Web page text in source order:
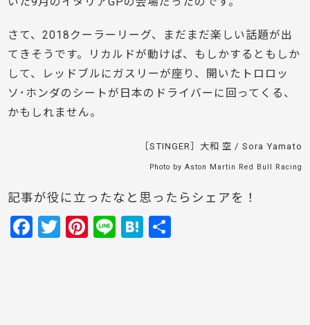
さて、2018クーラーリーグ、まだまだ楽しい話題が出
てきそうです。リカルドが動けば、もしかするともしか
して、レッドブルにガスリーが座り、開いたトロロッ
ソ･ホンダのシートが日本のドライバーに回ってくる、
かもしれません。
［STINGER］大和 空 / Sora Yamato
Photo by Aston Martin Red Bull Racing
記事が役に立ったなと思ったらシェアを！
F
T
Pi Li H